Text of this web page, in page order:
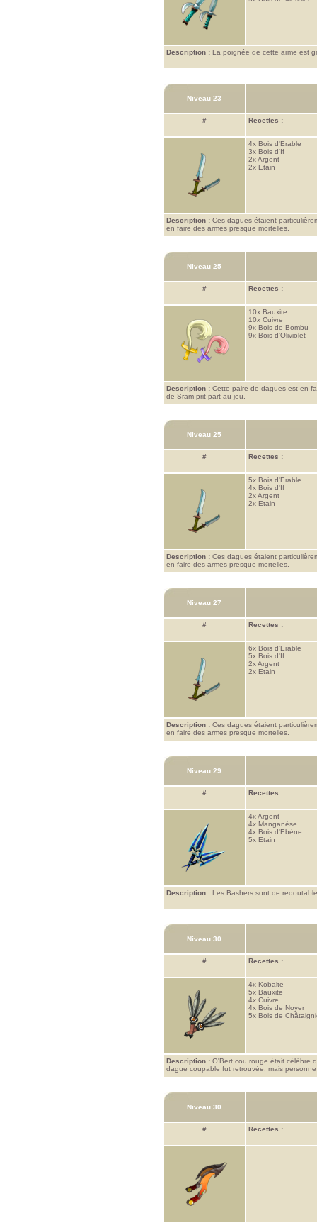
Description : La poignée de cette arme est
Niveau 23
# Recettes :
4x Bois d'Erable
3x Bois d'If
2xArgent
2x Etain
Description : Ces dagues étaient
en faire des armes presque mortelles.
Niveau 25
# Recettes :
10x Bauxite
10x Cuivre
9x Bois de Bombu
9x Bois d'Oliviolet
Description : Cette paire de dagues est en
de Sram prit part au jeu.
Niveau 25
# Recettes :
5x Bois d'Erable
4x Bois d'If
2xArgent
2x Etain
Description : Ces dagues étaient
en faire des armes presque mortelles.
Niveau 27
# Recettes :
6x Bois d'Erable
5x Bois d'If
2xArgent
2x Etain
Description : Ces dagues étaient
en faire des armes presque mortelles.
Niveau 29
# Recettes :
4xArgent
4x Manganèse
4x Bois d'Ebène
5x Etain
Description : Les Bashers sont de
Niveau 30
# Recettes :
4x Kobalte
5x Bauxite
4x Cuivre
4x Bois de Noyer
5x Bois de
Description : O'Bert cou rouge était célèbre
dague coupable fut retrouvée, mais
Niveau 30
# Recettes :